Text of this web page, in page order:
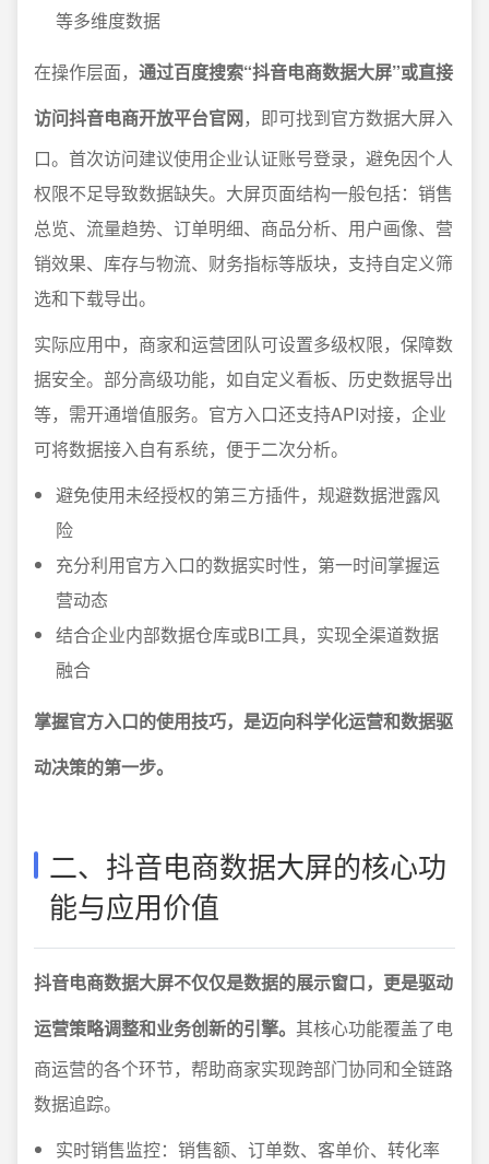
等多维度数据
在操作层面， 通过百度搜索“抖音电商数据大屏”或直接
访问抖音电商开放平台官网，即可找到官方数据大屏入
口。首次访问建议使用企业认证账号登录，避免因个人
权限不足导致数据缺失。大屏页面结构一般包括：销售
总览、流量趋势、订单明细、商品分析、用户画像、营
销效果、库存与物流、财务指标等版块，支持自定义筛
选和下载导出。
实际应用中，商家和运营团队可设置多级权限，保障数
据安全。部分高级功能，如自定义看板、历史数据导出
等，需开通增值服务。官方入口还支持API对接，企业
可将数据接入自有系统，便于二次分析。
避免使用未经授权的第三方插件，规避数据泄露风
险
充分利用官方入口的数据实时性，第一时间掌握运
营动态
结合企业内部数据仓库或BI工具，实现全渠道数据
融合
掌握官方入口的使用技巧，是迈向科学化运营和数据驱
动决策的第一步。
二、抖音电商数据大屏的核心功
能与应用价值
抖音电商数据大屏不仅仅是数据的展示窗口，更是驱动
运营策略调整和业务创新的引擎。 其核心功能覆盖了电
商运营的各个环节，帮助商家实现跨部门协同和全链路
数据追踪。
实时销售监控：销售额、订单数、客单价、转化率